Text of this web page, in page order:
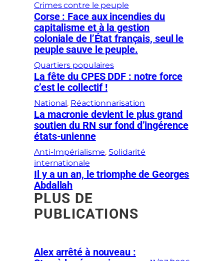
Crimes contre le peuple
Corse : Face aux incendies du
capitalisme et à la gestion
coloniale de l’État français, seul le
peuple sauve le peuple.
Quartiers populaires
La fête du CPES DDF : notre force
c’est le collectif !
National , Réactionnarisation
La macronie devient le plus grand
soutien du RN sur fond d’ingérence
états-unienne
Anti-Impérialisme, Solidarité
internationale
Il y a un an, le triomphe de Georges
Abdallah
PLUS DE
PUBLICATIONS
Alex arrêté à nouveau :